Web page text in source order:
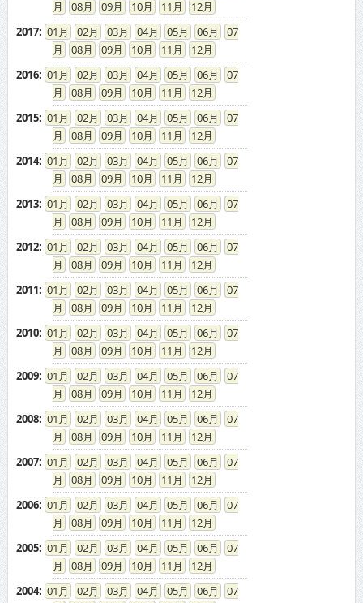
08
09 10 11
12
2016: 01 02 03 04 05 06
07
08
09 10 11
12
2015: 01 02 03 04 05 06
07
08
09 10 11
12
2014: 01 02 03 04 05 06
07
08
09 10 11
12
2013: 01 02 03 04 05 06
07
08
09 10 11
12
2012: 01 02 03 04 05 06
07
08
09 10 11
12
2011: 01 02 03 04 05 06
07
08
09 10 11
12
2010: 01 02 03 04 05 06
07
08
09 10 11
12
2009: 01 02 03 04 05 06
07
08
09 10 11
12
2008: 01 02 03 04 05 06
07
08
09 10 11
12
2007: 01 02 03 04 05 06
07
08
09 10 11
12
2006: 01 02 03 04 05 06
07
08
09 10 11
12
2005: 01 02 03 04 05 06
07
08
09 10 11
12
2004: 01 02 03 04 05 06
07
08
09 10 11
12
2003: 01 02 03 04 05 06
07